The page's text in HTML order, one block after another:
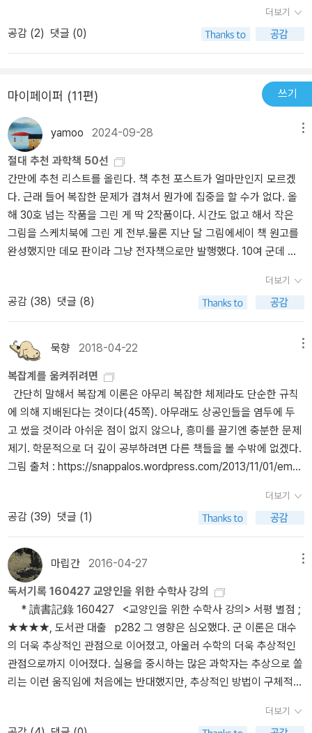
했다. 원래 더운 곳에서 살던 그는 그 현명한 머리로 긴 세월을 살아가
다, 노년이 들어 죽음의 공포를 깨닳았다. 그리고 여태 잡아먹힌 먹이
들과 거다란 몸집을 옮기며 밟었던 작은 이들의 죽음에 슬퍼했다. 그
으로 내려갔다. 남쪽에서는 밟혀도 잘 죽지 않는 작은 이끼들을 먹이
로 삼으며 살아갔다.2. 세월이 어느 정도 지나 남쪽으로 갈 수록 추워
진 날씨 덕분에 털이 돋아났고, 비록 자신의 먹이였지만 작은 이끼들
과 이야기 할 수 있었다. 어느날 이끼들에게서 이상한 이야기를 들었
다. 당신이 우리를 먹어치우지 않으면 우리는 멸망할 것이라며 제발
이곳에 있어달라고 하였다. 늘 울으며 먹었던 그는 의아했다. 까닭을
물으니 하나는 작은이끼는 우리의 자손을 조절할 지혜가 없은 것 그
리고 두번째는 작은이끼에는 이끼만이 있는 것이 아니라 다른 기생충
들도 더불어 산다는 것이었다. 그러나 죽음의 슬픔과 공포가 무서운
그는 그것이 이끼들에게 좋다 하여도 두렵지 않느냐고 되물었다. 이
끼들은 대답이 없었다.3. 그는 고민하기 시작했고, 그 치열한 고민 수
이끼가 알려준 자신의 몸 속에 있는 기생충과 대화가 시작되었다. 기
충은 이곳 당신의 몸에는 작은이끼의 씨앗들이 있으며 당신의 따뜻한
몸 속에 지내다 충분한 시간이 지나면 뒤로 나와 작은 이끼가 된다고
하였다. 덩달아 작은 이끼의 씨앗 말고도 바람이끼의 씨앗들도 있다
고 전해주었다. 그때 눈을 잠시 뜬 바람이끼의 씨앗은 바람으로부터
몇몇 작은 날아다니는 생물들이 그의 지혜를 배우러 오는 중이라 전
해주었다.4. 그는 눈을 크게 뜨고 바람이 이야기한 작은 날아다니는
생물들이 오는 것을 보았다. 앞으로 그 작은 날아다니는 생물들에게
이끼들과 기생충과 개미를 비롯한 여러 생물들의 생을 맡기기로 했
다. 그들이 계속 오게 되면 이끼들과 기생충과 개미를 비롯한 여러 생
물들이 더 줄어 들 것이므로. 5. 그리고 자신은 몸이 크니 움직일 때
무언가 밟아 죽이지 않게 바다로 향했고, 오래전 작은 이끼의 지혜를
따라 바다에 사는 작은 벌레들을 씹지 않고 삼키기로 했다. 그의 위장
은 박테리아가 뿜어내는 것들로 충분히 살 정도로 변신했으며 박테리
아는 그의 몸 속에서 함께 살았다.7. 그의 후손들은 바다와 대화하며
지느러미의 지혜를 빌려 깊은 바다를 헤엄치고 땅을 떠나기로 했으
며, 하늘과 대화하며 숨구멍의 지혜를 빌렸다. 깊은 바다의 바위로 부
터 침묵의 지혜를 빌리게 되었고 그의 혀는 침묵을 하되 지구의 생물
중 인간이라는 종만 알 수 없는 바다의 노래를 불렀다. 남쪽의 현명한
큰 동물들은 그렇게 바다로 그를 쫓아 긴 수행길을 향하기도 했다. 바
람은 이 소식을 북쪽으로도 전했고 몇몇 현명한 이들이 이 긴 수행길
을 나섰다.8. 이 긴 시간의 흔적인 그의 수염은 후손들이 턱에 새기기
로 하여 그들은 지금 털같이 생긴 하얀 줄무니가 턱에 생겼고, 바다의
더보기
공감 (2) 댓글 (0)
마이페이퍼 (11편) 쓰기
yamoo 2024-09-28
절대 추천 과학책 50선
간만에 추천 리스트를 올린다. 책 추천 포스트가 얼마만인지 모르겠
다. 근래 들어 복잡한 문제가 겹쳐서 뭔가에 집중을 할 수가 없다. 올
해 30호 넘는 작품을 그린 게 딱 2작품이다. 시간도 없고 해서 작은
그림을 스케치북에 그린 게 전부.물론 지난 달 그림에세이 책 원고를
완성했지만 데모 판이라 그냥 전자책으로만 발행했다. 10여 군데 원
데모판이라 좀더 명확하게 주제를 정해서 다시 책을 내야할 듯하다.
그림도 더 그려야 겠지. 어쨌거나 책은 나왔으니까. 계속 버전업 해야
겠다. 먼저 인스타에 올리고 이 포스팅을 바탕으로 책을 묶는 게 좋다
는 지인의 조언을 좀 수용해야 겠다. 요즘 이미지 대세는 인스타라나.
뭐, 인스타도 점점 저무는듯한데...지인과 과학책 모임을 추친하다가
무산된 건이 있다. 이때 여러 말들이 오갔는데 함께 공유했던 마지막
이 추천 리스트였다. 사실 과학 분야는 인문 분야보다 더 읽지 않은 분
야이지만 읽으면 인문 및 철학보다 훨씬 유익한 책이 과학책이기도
하다. 모두 어려운 시절이라고들 한다. 4차 산업혁명 시대에 아이러
니하게도 일자리가 더 없어지는 시대가 됐다. 그래도 도움이 되는 책
은 과학책이지 않을지. 어쨌거나 추천 리스트 나간다. ​ 20여
더보기
공감 (38) 댓글 (8)
묵향 2018-04-22
복잡계를 움켜쥐려면
간단히 말해서 복잡계 이론은 아무리 복잡한 체제라도 단순한 규칙
에 의해 지배된다는 것이다(45쪽). 아무래도 상공인들을 염두에 두
고 썼을 것이라 아쉬운 점이 없지 않으나, 흥미를 끌기엔 충분한 문제
제기. 학문적으로 더 깊이 공부하려면 다른 책들을 볼 수밖에 없겠다.
그림 출처 : https://snappalos.wordpress.com/2013/11/01/emer
18세기 뉴턴조직화된 단순성의 과학 (The Science of Organized
Simplicity)19세기 통계역학조직화되지 않은 복잡성 (Disorganized
Complexity)20세기 생물학조직화된 복잡성의 과학 (The Science
s of Organized Complexity) [책 48쪽, Stuart Kauffman, The O
rigins of Order: Self-Organization and Selection in Revolution
(NY: Oxford University, 1993)을 재구성하였다 한다(1933년으로
표기가 잘못되어 있다. 찾아보니 위 책 173쪽에 등장하는 내용이
다).] 다음과 같은 책들이 보인다. 삼성경제연구소에서 한동안 관심
을 가졌던 모양이다. 지은이의 책들도 보자. 더 읽을거리... 정리하는
김에 Ian Stewart의 책들을 모아 보았다.
더보기
공감 (39) 댓글 (1)
마립간 2016-04-27
독서기록 160427 교양인을 위한 수학사 강의
* 讀書記錄 160427 <교양인을 위한 수학사 강의> 서평 별점 ;
★★★★, 도서관 대출 p282 그 영향은 심오했다. 군 이론은 대수
의 더욱 추상적인 관점으로 이어졌고, 아울러 수학의 더욱 추상적인
관점으로까지 이어졌다. 실용을 중시하는 많은 과학자는 추상으로 쏠
리는 이런 움직임에 처음에는 반대했지만, 추상적인 방법이 구체적
더보기